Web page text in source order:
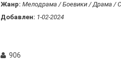
Жанр: Мелодрама / Боевики / Драма /
Добавлен: 1-02-2024
906